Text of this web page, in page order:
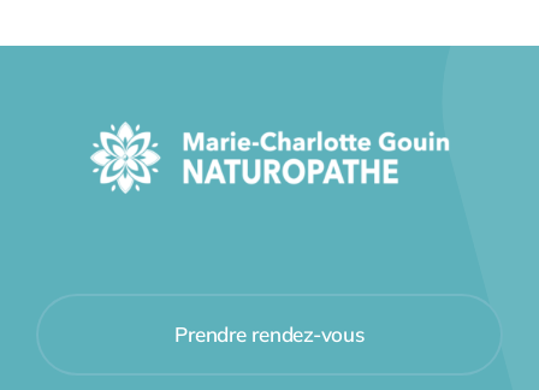
Prendre rendez-vous